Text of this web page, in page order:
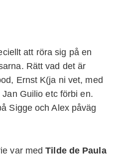
att röra sig på en
Rätt vad det är
Ernst K(ja ni vet, med
Guilio etc förbi en.
Sigge och Alex påväg
var medTilde de Paula